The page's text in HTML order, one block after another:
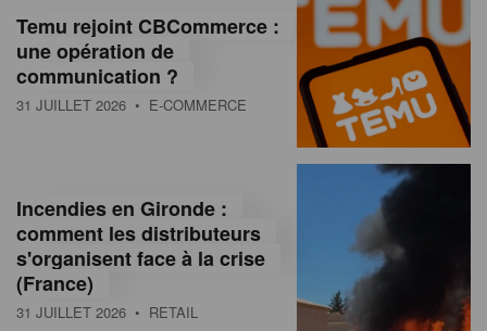
M
a
g
n
e
Temu rejoint CBCommerce :
une opération de
communication ?
31 JUILLET 2026 • E-COMMERCE
Incendies en Gironde :
comment les distributeurs
s'organisent face à la crise
(France)
31 JUILLET 2026 • RETAIL